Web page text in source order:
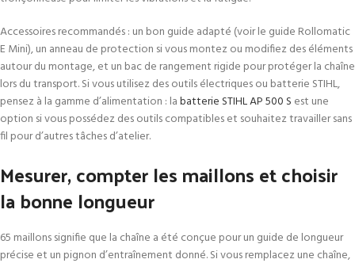
Accessoires recommandés : un bon guide adapté (voir le guide Rollomatic
E Mini), un anneau de protection si vous montez ou modifiez des éléments
autour du montage, et un bac de rangement rigide pour protéger la chaîne
lors du transport. Si vous utilisez des outils électriques ou batterie STIHL,
pensez à la gamme d’alimentation : labatterie STIHL AP 500 S est une
option si vous possédez des outils compatibles et souhaitez travailler sans
fil pour d’autres tâches d’atelier.
Mesurer, compter les maillons et choisir
la bonne longueur
65 maillons signifie que la chaîne a été conçue pour un guide de longueur
précise et un pignon d’entraînement donné. Si vous remplacez une chaîne,